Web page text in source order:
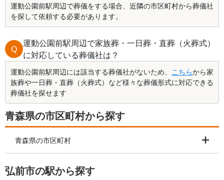
運動公園前駅周辺で葬儀をする場合、近隣の市区町村から葬儀社
を探して依頼する必要があります。
Q
運動公園前駅周辺で家族葬・一日葬・直葬（火葬式）
に対応している葬儀社は？
運動公園前駅周辺には該当する葬儀社がないため、 こちらから家
族葬や一日葬・直葬（火葬式）など様々な葬儀形式に対応できる
葬儀社を探せます
青森県の市区町村から探す
青森県の市区町村
弘前市の駅から探す